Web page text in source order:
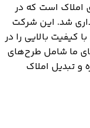
املاک است که در
شد. این شرکت
کیفیت بالایی را در
ما شامل طرح‌های
و تبدیل املاک